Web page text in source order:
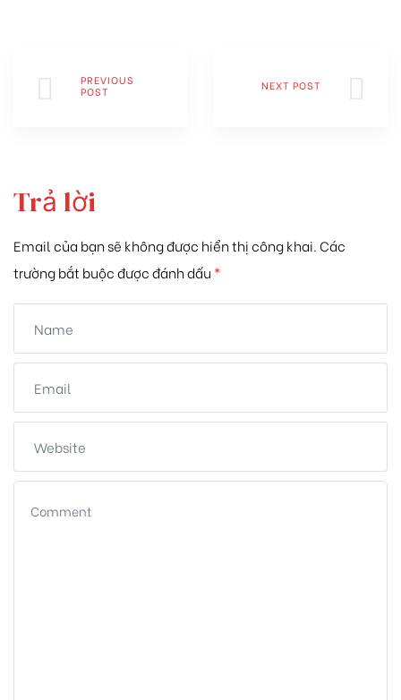
PREVIOUS
POST
NEXT POST
Trả lời
Email của bạn sẽ không được hiển thị công khai. Các
trường bắt buộc được đánh dấu *